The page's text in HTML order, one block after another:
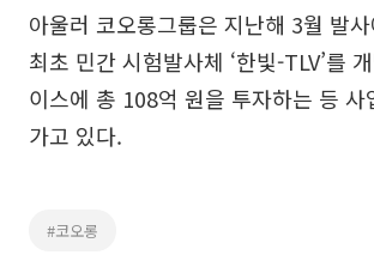
아울러 코오롱그룹은 지난해 3월 발
최초 민간 시험발사체 ‘한빛-TLV’를
이스에 총 108억 원을 투자하는 등 사
가고 있다.
#코오롱